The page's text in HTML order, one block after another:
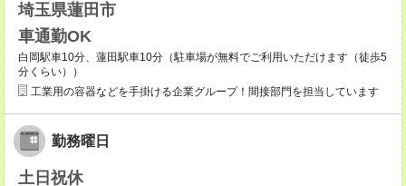
埼玉県蓮田市
車通勤OK
白岡駅車10分、蓮田駅車10分（駐車場が無料でご利用いただけます（徒歩5
分くらい））
工業用の容器などを手掛ける企業グループ！間接部門を担当しています
勤務曜日
土日祝休